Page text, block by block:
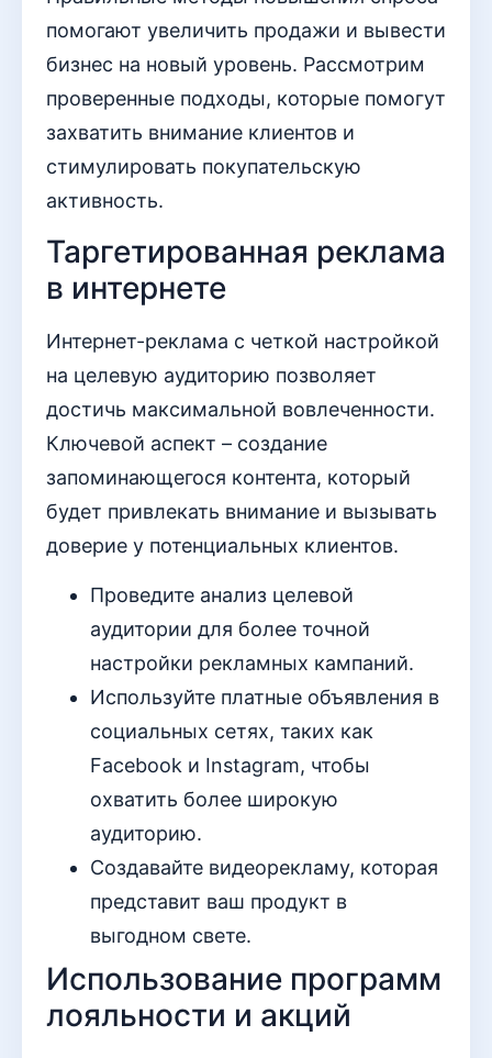
помогают увеличить продажи и вывести
бизнес на новый уровень. Рассмотрим
проверенные подходы, которые помогут
захватить внимание клиентов и
стимулировать покупательскую
активность.
Таргетированная реклама
в интернете
Интернет-реклама с четкой настройкой
на целевую аудиторию позволяет
достичь максимальной вовлеченности.
Ключевой аспект – создание
запоминающегося контента, который
будет привлекать внимание и вызывать
доверие у потенциальных клиентов.
Проведите анализ целевой
аудитории для более точной
настройки рекламных кампаний.
Используйте платные объявления в
социальных сетях, таких как
Facebook и Instagram, чтобы
охватить более широкую
аудиторию.
Создавайте видеорекламу, которая
представит ваш продукт в
выгодном свете.
Использование программ
лояльности и акций